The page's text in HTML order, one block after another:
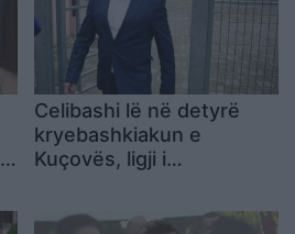
Celibashi lë në detyrë
kryebashkiakun e
Kuçovës, ligji i
zbatohet për Kreshnik